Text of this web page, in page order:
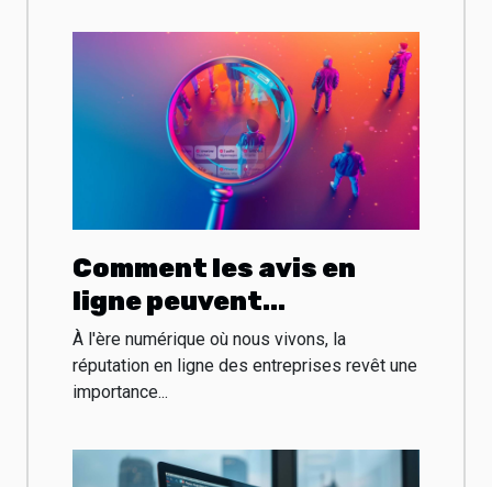
Comment les avis en
ligne peuvent
transformer la visibilité
des entreprises
À l'ère numérique où nous vivons, la
réputation en ligne des entreprises revêt une
importance...